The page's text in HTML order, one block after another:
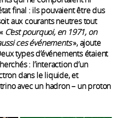
final : ils pouvaient être dus
aux courants neutres tout
C’est pourquoi, en 1971, on
ces événements», ajoute
types d’événements étaient
: l’interaction d’un
dans le liquide, et
avec un hadron – un proton